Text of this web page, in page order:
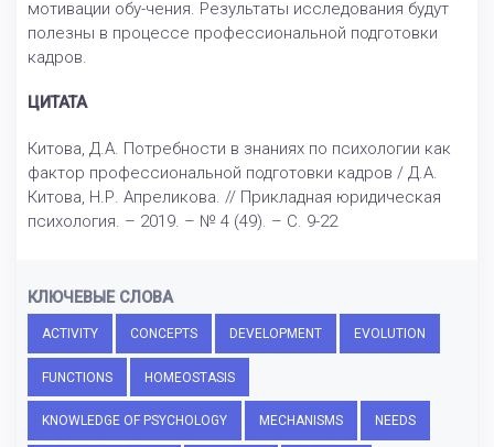
мотивации обу-чения. Результаты исследования будут
полезны в процессе профессиональной подготовки
кадров.
ЦИТАТА
Китова, Д.А. Потребности в знаниях по психологии как
фактор профессиональной подготовки кадров / Д.А.
Китова, Н.Р. Апреликова. // Прикладная юридическая
психология. – 2019. – № 4 (49). – С. 9-22
КЛЮЧЕВЫЕ СЛОВА
ACTIVITY CONCEPTS DEVELOPMENT EVOLUTION
FUNCTIONS HOMEOSTASIS
KNOWLEDGE OF PSYCHOLOGY MECHANISMS NEEDS